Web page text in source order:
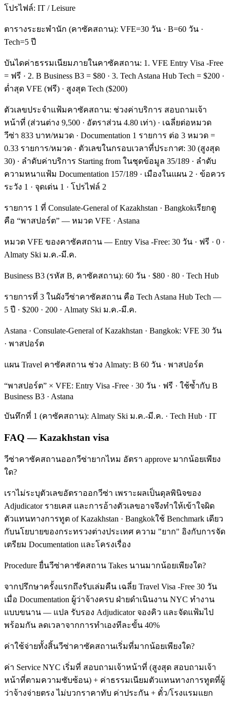
โปรไฟล์: IT / Leisure
ตารางระยะพำนัก (คาซัคสถาน): VFE=30 วัน · B=60 วัน ·
Tech=5 ปี
บันไดค่าธรรมเนียมภายในคาซัคสถาน: 1. VFE Entry Visa -Free
= ฟรี · 2. B Business B3 = $80 · 3. Tech Astana Hub Tech = $200 ·
ต่ำสุด VFE (ฟรี) · สูงสุด Tech ($200)
ตัวเลขประจำแฟ้มคาซัคสถาน: ช่วงค่าบริการ สอบถามเจ้า
หน้าที่ (ส่วนต่าง 9,500 · อัตราส่วน 4.80 เท่า) · เฉลี่ยต่อหมวด
วีซ่า 833 บาท/หมวด · Documentation 1 รายการ ต่อ 3 หมวด =
0.33 รายการ/หมวด · ตัวเลขในกรอบเวลาที่ประกาศ: 30 (สูงสุด
30) · ลำดับค่าบริการ Starting from ในชุดข้อมูล 35/189 · ลำดับ
ความหนาแฟ้ม Documentation 157/189 · เมืองในแผน 2 · ข้อควร
ระวัง 1 · จุดเด่น 1 · โปรไฟล์ 2
รายการ 1 ที่ Consulate-General of Kazakhstan · Bangkokเรียกดู
คือ “พาสปอร์ต” — หมวด VFE · Astana
หมวด VFE ของคาซัคสถาน — Entry Visa -Free: 30 วัน · ฟรี · 0 ·
Almaty Ski ม.ค.-มี.ค.
Business B3 (รหัส B, คาซัคสถาน): 60 วัน · $80 · 80 · Tech Hub
รายการที่ 3 ในผังวีซ่าคาซัคสถาน คือ Tech Astana Hub Tech —
5 ปี · $200 · 200 · Almaty Ski ม.ค.-มี.ค.
Astana · Consulate-General of Kazakhstan · Bangkok: VFE 30 วัน
· พาสปอร์ต
แผน Travel คาซัคสถาน ช่วง Almaty: B 60 วัน · พาสปอร์ต
“พาสปอร์ต” × VFE: Entry Visa -Free · 30 วัน · ฟรี · ใช้ซ้ำกับ B
Business B3 · Astana
บันทึกที่ 1 (คาซัคสถาน): Almaty Ski ม.ค.-มี.ค. · Tech Hub · IT
FAQ — Kazakhstan visa
วีซ่าคาซัคสถานออกวีซ่ายากไหม อัตรา approve มากน้อยเพียง
ใด?
เราไม่ระบุตัวเลขอัตราออกวีซ่า เพราะผลเป็นดุลพินิจของ
Adjudicator รายเคส และการอ้างตัวเลขอาจจึงทำให้เข้าใจผิด
ตัวแทนทางการทูต of Kazakhstan · Bangkokใช้ Benchmark เดียว
กับนโยบายของกระทรวงต่างประเทศ ความ "ยาก" อิงกับการจัด
เตรียม Documentation และโครงเรื่อง
Procedure ยื่นวีซ่าคาซัคสถาน Takes นานมากน้อยเพียงใด?
จากปรึกษาครั้งแรกถึงรับเล่มคืน เฉลี่ย Travel Visa -Free 30 วัน
เมื่อ Documentation ผู้ว่าจ้างครบ ฝ่ายดำเนินงาน NYC ทำงาน
แบบขนาน — แปล รับรอง Adjudicator จองคิว และจัดแฟ้มไป
พร้อมกัน ลดเวลาจากการทำเองทีละขั้น 40%
ค่าใช้จ่ายทั้งสิ้นวีซ่าคาซัคสถานเริ่มที่มากน้อยเพียงใด?
ค่า Service NYC เริ่มที่ สอบถามเจ้าหน้าที่ (สูงสุด สอบถามเจ้า
หน้าที่ตามความซับซ้อน) + ค่าธรรมเนียมตัวแทนทางการทูตที่ผู้
ว่าจ้างจ่ายตรง ไม่บวกราคาทับ ค่าประกัน + ตั๋ว/โรงแรมแยก